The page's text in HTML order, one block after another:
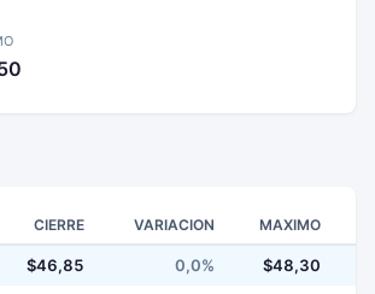
CIERRE VARIACION MAXIMO
$46,85 0,0% $48,30